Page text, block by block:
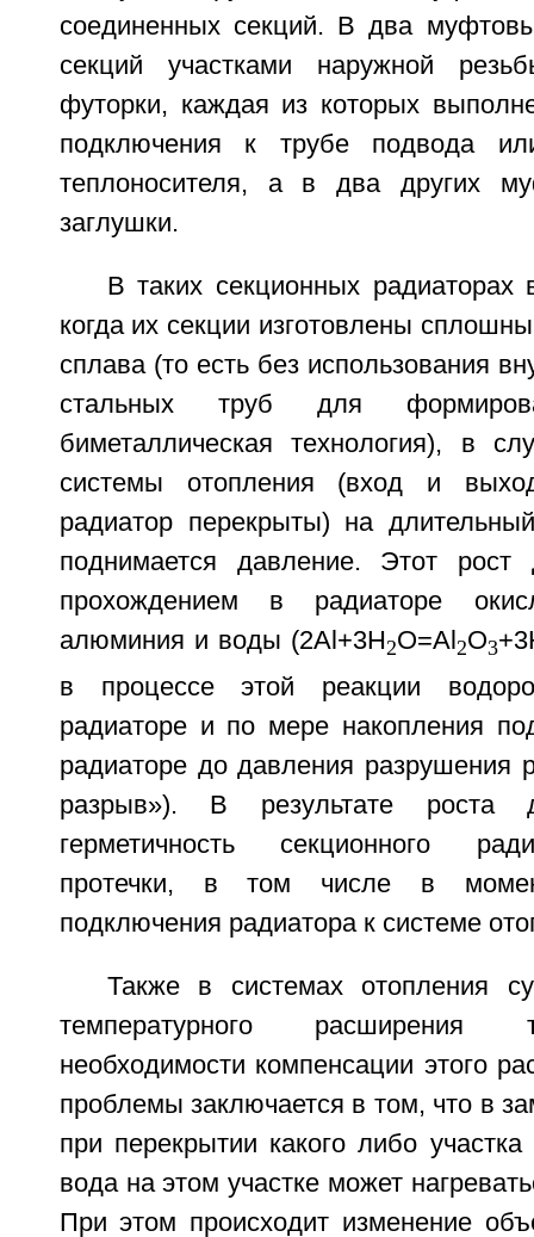
соединенных секций. В два
секций участками наружной
футорки, каждая из которых
подключения к трубе подвода
теплоносителя, а в два других
заглушки.
В таких секционных радиаторах
когда их секции изготовлены
сплава (то есть без использования
стальных труб для
биметаллическая технология), в
системы отопления (вход и
радиатор перекрыты) на
поднимается давление. Этот рост
прохождением в радиаторе
алюминия и воды (2Al+3H2O=Al 2O3
в процессе этой реакции
радиаторе и по мере накопления
радиаторе до давления разрушения
разрыв»). В результате роста
герметичность секционного
протечки, в том числе в
подключения радиатора к системе
Также в системах отопления
температурного расширения
необходимости компенсации этого
проблемы заключается в том, что в
при перекрытии какого либо
вода на этом участке может
При этом происходит изменение